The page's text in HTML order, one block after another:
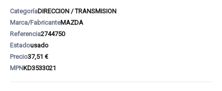
CategoríaDIRECCION / TRANSMISION
Marca/FabricanteMAZDA
Referencia2744750
Estadousado
Precio37,51 €
MPNKD3533021